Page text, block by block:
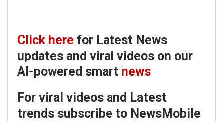
Click here for Latest News
updates and viral videos on our
AI-powered smart news
For viral videos and Latest
trends subscribe to NewsMobile